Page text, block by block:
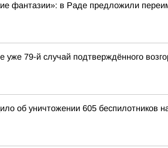
фантазии»: в Раде предложили
уже 79-й случай подтверждённого
об уничтожении 605 беспилотников